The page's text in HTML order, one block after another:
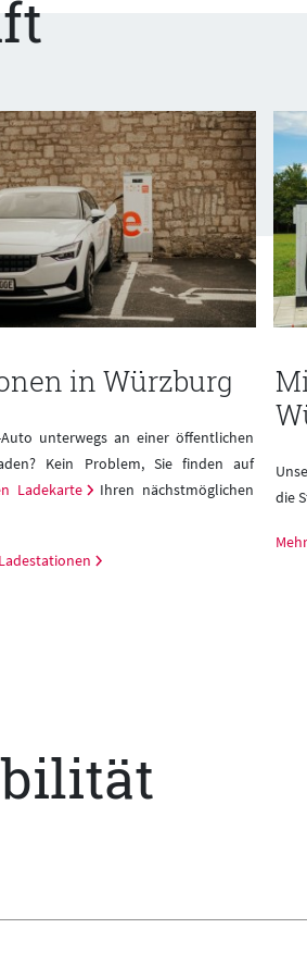
in Würzburg
unterwegs an einer öffentlichen
Kein Problem, Sie finden auf
Ladekarte Ihren nächstmöglichen
die